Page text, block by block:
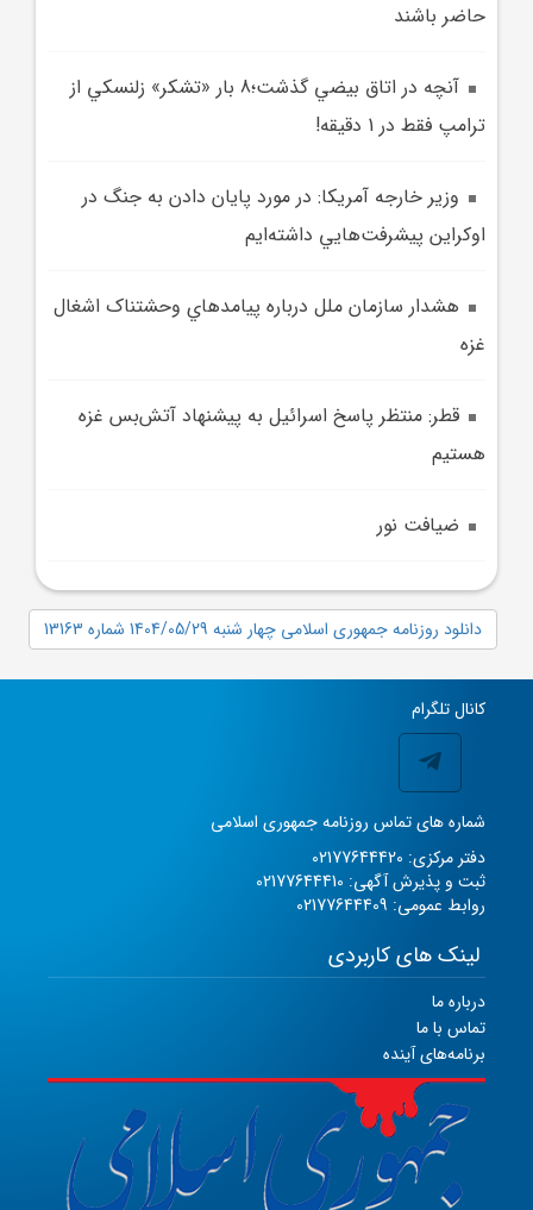
حاضر باشند
آنچه در اتاق بيضي گذشت؛8 بار «تشکر» زلنسکي از
ترامپ فقط در 1 دقيقه!
وزير خارجه آمريکا: در مورد پايان دادن به جنگ در
اوکراين پيشرفت‌هايي داشته‌ايم
هشدار سازمان ملل درباره پيامدهاي وحشتناک اشغال
غزه
قطر: منتظر پاسخ اسرائيل به پيشنهاد آتش‌بس غزه
هستيم
ضيافت نور
دانلود روزنامه جمهوری اسلامی چهار شنبه 1404/05/29 شماره 13163
کانال تلگرام
شماره های تماس روزنامه جمهوری اسلامی
دفتر مرکزی: 02177644420
ثبت و پذیرش آگهی: 02177644410
روابط عمومی: 02177644409
لینک های کاربردی
درباره ما
تماس با ما
برنامه‌های آینده